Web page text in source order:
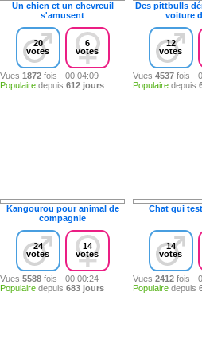
Un chien et un chevreuil
s'amusent
20
votes
6
votes
Vues 1872 fois - 00:04:09
Populaire depuis 612 jours
Des pittbulls
voiture
12
votes
Vues 4537 fois -
Populaire depuis
Kangourou pour animal de
compagnie
24
votes
14
votes
Vues 5588 fois - 00:00:24
Populaire depuis 683 jours
Chat qui
14
votes
Vues 2412 fois -
Populaire depuis